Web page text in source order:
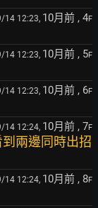
14 12:23, 10月前 , 4F
14 12:23, 10月前 , 5F
14 12:23, 10月前 , 6F
14 12:24, 10月前 , 7F
兩邊同時出招
14 12:24, 10月前 , 8F